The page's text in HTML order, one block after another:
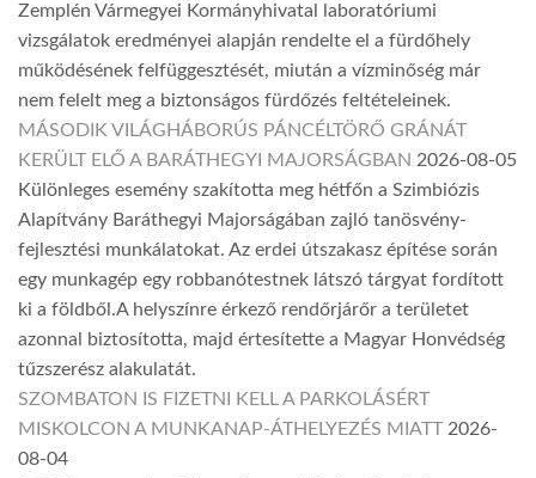
Zemplén Vármegyei Kormányhivatal laboratóriumi
vizsgálatok eredményei alapján rendelte el a fürdőhely
működésének felfüggesztését, miután a vízminőség már
nem felelt meg a biztonságos fürdőzés feltételeinek.
MÁSODIK VILÁGHÁBORÚS PÁNCÉLTÖRŐ GRÁNÁT
KERÜLT ELŐ A BARÁTHEGYI MAJORSÁGBAN 2026-08-05
Különleges esemény szakította meg hétfőn a Szimbiózis
Alapítvány Baráthegyi Majorságában zajló tanösvény-
fejlesztési munkálatokat. Az erdei útszakasz építése során
egy munkagép egy robbanótestnek látszó tárgyat fordított
ki a földből.A helyszínre érkező rendőrjárőr a területet
azonnal biztosította, majd értesítette a Magyar Honvédség
tűzszerész alakulatát.
SZOMBATON IS FIZETNI KELL A PARKOLÁSÉRT
MISKOLCON A MUNKANAP-ÁTHELYEZÉS MIATT 2026-
08-04